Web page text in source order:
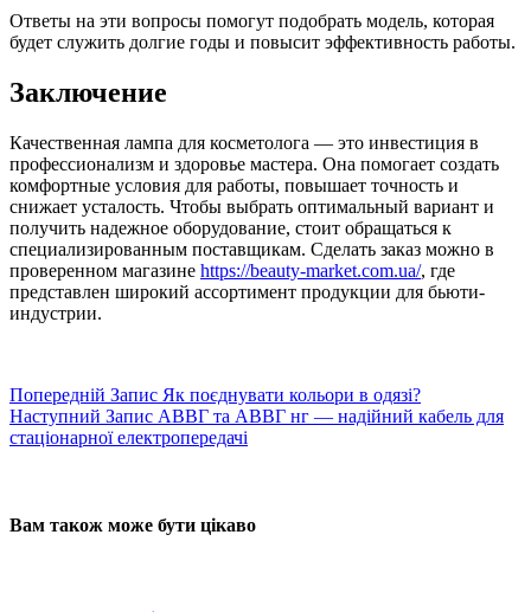
Ответы на эти вопросы помогут подобрать модель, которая
будет служить долгие годы и повысит эффективность работы.
Заключение
Качественная лампа для косметолога — это инвестиция в
профессионализм и здоровье мастера. Она помогает создать
комфортные условия для работы, повышает точность и
снижает усталость. Чтобы выбрать оптимальный вариант и
получить надежное оборудование, стоит обращаться к
специализированным поставщикам. Сделать заказ можно в
проверенном магазине https://beauty-market.com.ua/, где
представлен широкий ассортимент продукции для бьюти-
индустрии.
Попередній Запис Як поєднувати кольори в одязі?
Наступний Запис АВВГ та АВВГ нг — надійний кабель для
стаціонарної електропередачі
Вам також може бути цікаво